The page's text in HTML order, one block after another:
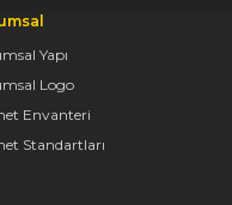
Yapı
Logo
Envanteri
Standartları